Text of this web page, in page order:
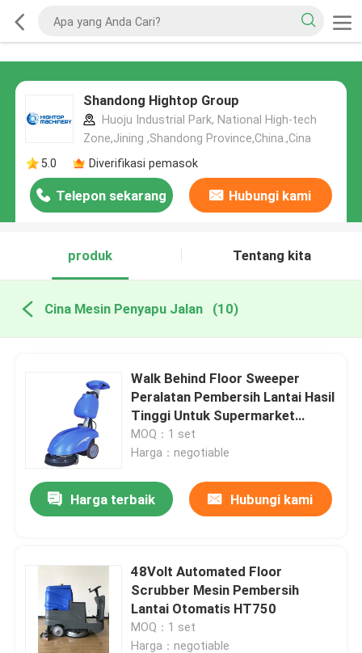
Shandong Hightop Group
Huoju Industrial Park, National High-tech
Zone,Jining ,Shandong Province,China.,Cina
5.0
Diverifikasi pemasok
Telepon sekarang Hubungi kami
produk Tentang kita
Cina Mesin Penyapu Jalan (10)
Walk Behind Floor Sweeper
Peralatan Pembersih Lantai Hasil
Tinggi Untuk Supermarket
HT350
MOQ：1 set
Harga：negotiable
Harga terbaik Hubungi kami
48Volt Automated Floor
Scrubber Mesin Pembersih
Lantai Otomatis HT750
MOQ：1 set
Harga：negotiable